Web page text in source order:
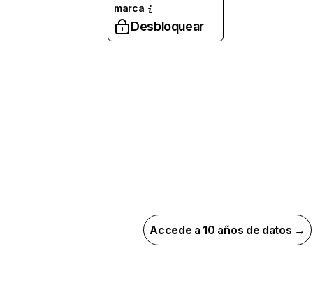
marca
Desbloquear
Accede a 10 años de datos →